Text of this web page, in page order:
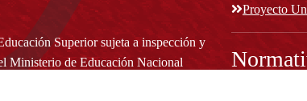
Superior sujeta a inspección y
Ministerio de Educación Nacional
Proyecto